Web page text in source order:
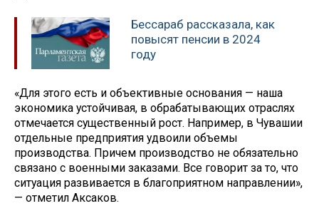
Бессараб рассказала, как
повысят пенсии в 2024
году
«Для этого есть и объективные основания — наша
экономика устойчивая, в обрабатывающих отраслях
отмечается существенный рост. Например, в Чувашии
отдельные предприятия удвоили объемы
производства. Причем производство не обязательно
связано с военными заказами. Все говорит за то, что
ситуация развивается в благоприятном направлении»,
— отметил Аксаков.